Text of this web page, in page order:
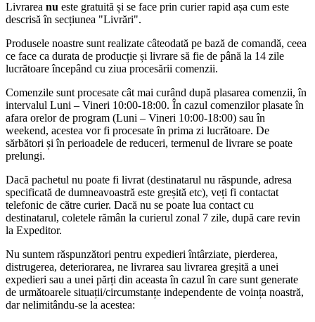
Livrarea nu este gratuită și se face prin curier rapid așa cum este
descrisă în secțiunea "Livrări".
Produsele noastre sunt realizate câteodată pe bază de comandă, ceea
ce face ca durata de producție și livrare să fie de până la 14 zile
lucrătoare începând cu ziua procesării comenzii.
Comenzile sunt procesate cât mai curând după plasarea comenzii, în
intervalul Luni – Vineri 10:00-18:00. În cazul comenzilor plasate în
afara orelor de program (Luni – Vineri 10:00-18:00) sau în
weekend, acestea vor fi procesate în prima zi lucrătoare. De
sărbători și în perioadele de reduceri, termenul de livrare se poate
prelungi.
Dacă pachetul nu poate fi livrat (destinatarul nu răspunde, adresa
specificată de dumneavoastră este greșită etc), veți fi contactat
telefonic de către curier. Dacă nu se poate lua contact cu
destinatarul, coletele rămân la curierul zonal 7 zile, după care revin
la Expeditor.
Nu suntem răspunzători pentru expedieri întârziate, pierderea,
distrugerea, deteriorarea, ne livrarea sau livrarea greșită a unei
expedieri sau a unei părți din aceasta în cazul în care sunt generate
de următoarele situații/circumstanțe independente de voința noastră,
dar nelimitându-se la acestea: